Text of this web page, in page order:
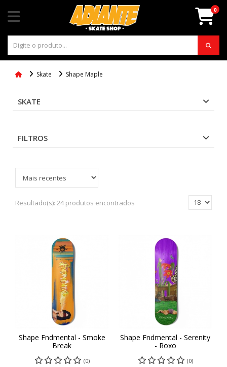
0
Skate Shape Maple
SKATE
FILTROS
Resultado(s): 24 produtos encontrados
Shape Fndmental - Smoke
Break
(0)
Shape Fndmental - Serenity
- Roxo
(0)